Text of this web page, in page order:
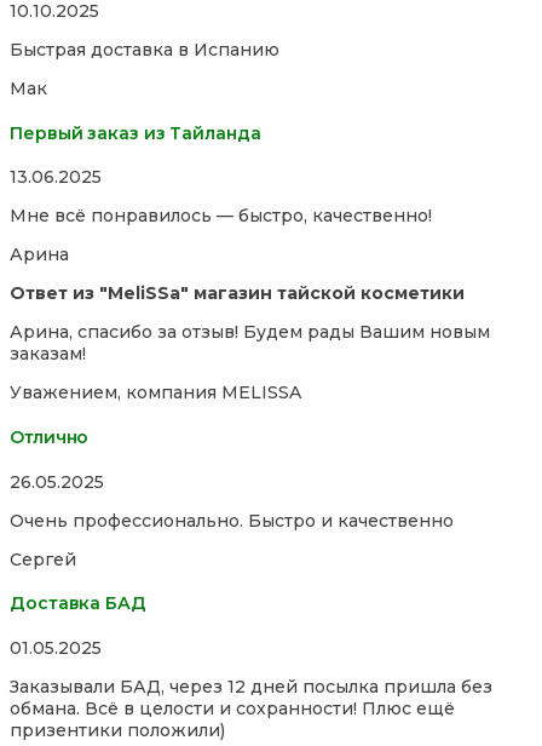
Rated
out
5
10.10.2025
Быстрая доставка в Испанию
Мак
Первый заказ из Тайланда
Rated
out
5
13.06.2025
Мне всё понравилось — быстро, качественно!
Арина
Ответ из "MeliSSa" магазин тайской косметики
Арина, спасибо за отзыв! Будем рады Вашим новым
заказам!
Уважением, компания MELISSA
Отлично
Rated
out
5
26.05.2025
Очень профессионально. Быстро и качественно
Сергей
Доставка БАД
Rated
out
of
5
01.05.2025
Заказывали БАД, через 12 дней посылка пришла без
обмана. Всё в целости и сохранности! Плюс ещё
призентики положили)